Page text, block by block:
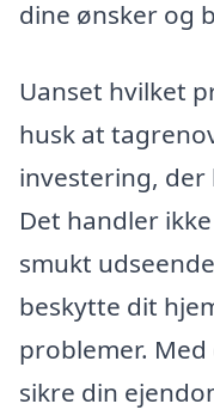
dine ønsker og
Uanset hvilket
husk at
investering, der
Det handler
smukt
beskytte dit
problemer.
sikre din